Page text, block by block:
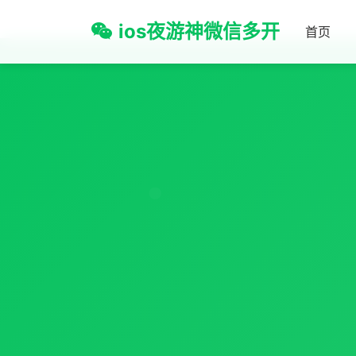
ios夜游神微信多开 首页